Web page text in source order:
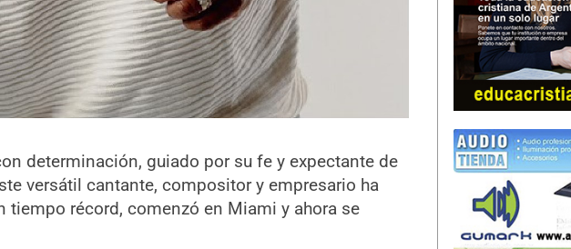
determinación, guiado por su fe y expectante de
versátil cantante, compositor y empresario ha
tiempo récord, comenzó en Miami y ahora se